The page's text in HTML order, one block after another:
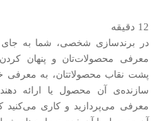
12 دقیقه
در برندسازی شخصی، شما به جای
معرفی محصولات‌تان و پنهان
پشت نقاب محصولاتتان، به معرفی
سازنده‌ی آن محصول یا ارائه
معرفی می‌پردازید و کاری می‌کنید